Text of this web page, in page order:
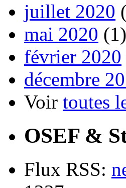
juillet 2020
mai 2020 (1)
février 2020
décembre
Voir toutes
OSEF &
Flux RSS: